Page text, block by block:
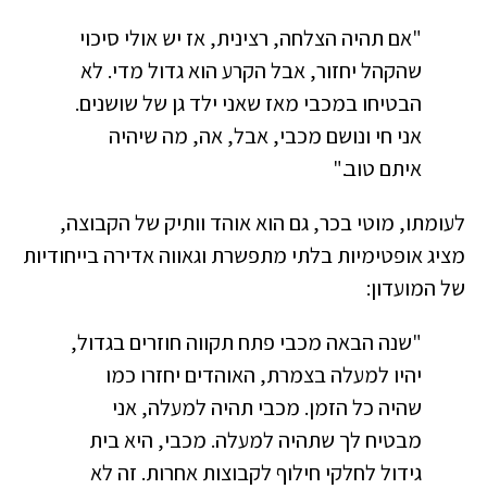
"אם תהיה הצלחה, רצינית, אז יש אולי סיכוי
שהקהל יחזור, אבל הקרע הוא גדול מדי. לא
הבטיחו במכבי מאז שאני ילד גן של שושנים.
אני חי ונושם מכבי, אבל, אה, מה שיהיה
איתם טוב."
לעומתו, מוטי בכר, גם הוא אוהד וותיק של הקבוצה,
מציג אופטימיות בלתי מתפשרת וגאווה אדירה בייחודיות
של המועדון:
"שנה הבאה מכבי פתח תקווה חוזרים בגדול,
יהיו למעלה בצמרת, האוהדים יחזרו כמו
שהיה כל הזמן. מכבי תהיה למעלה, אני
מבטיח לך שתהיה למעלה. מכבי, היא בית
גידול לחלקי חילוף לקבוצות אחרות. זה לא